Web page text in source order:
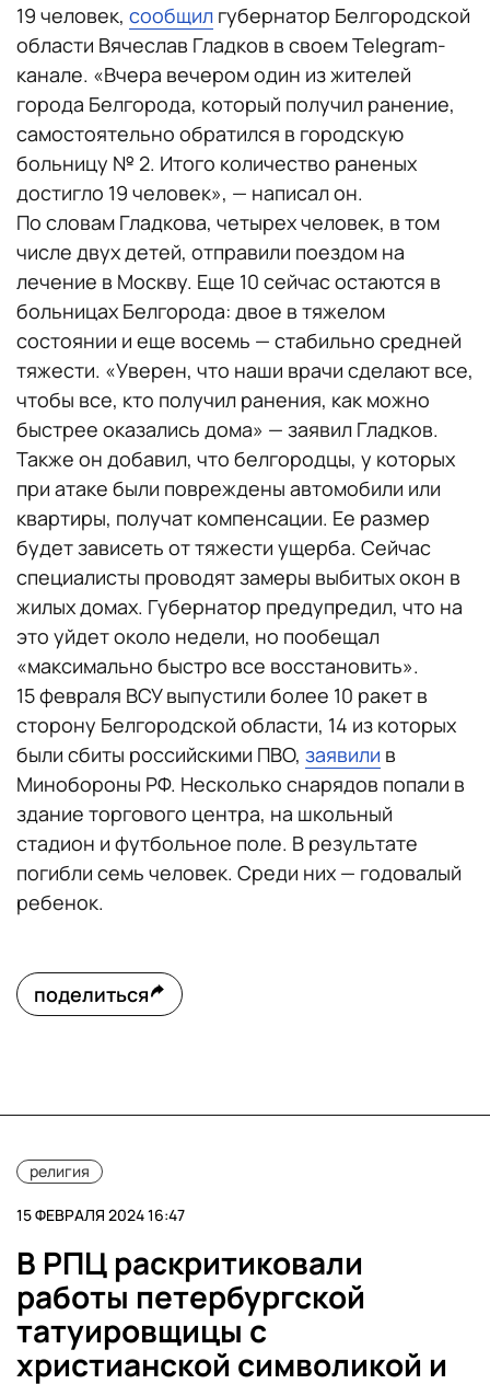
19 человек, сообщил губернатор Белгородской
области Вячеслав Гладков в своем Telegram-
канале. «Вчера вечером один из жителей
города Белгорода, который получил ранение,
самостоятельно обратился в городскую
больницу № 2. Итого количество раненых
достигло 19 человек», — написал он.
По словам Гладкова, четырех человек, в том
числе двух детей, отправили поездом на
лечение в Москву. Еще 10 сейчас остаются в
больницах Белгорода: двое в тяжелом
состоянии и еще восемь — стабильно средней
тяжести. «Уверен, что наши врачи сделают все,
чтобы все, кто получил ранения, как можно
быстрее оказались дома» — заявил Гладков.
Также он добавил, что белгородцы, у которых
при атаке были повреждены автомобили или
квартиры, получат компенсации. Ее размер
будет зависеть от тяжести ущерба. Сейчас
специалисты проводят замеры выбитых окон в
жилых домах. Губернатор предупредил, что на
это уйдет около недели, но пообещал
«максимально быстро все восстановить».
15 февраля ВСУ выпустили более 10 ракет в
сторону Белгородской области, 14 из которых
были сбиты российскими ПВО, заявили в
Минобороны РФ. Несколько снарядов попали в
здание торгового центра, на школьный
стадион и футбольное поле. В результате
погибли семь человек. Среди них — годовалый
ребенок.
поделиться
религия
15 ФЕВРАЛЯ 2024 16:47
В РПЦ раскритиковали
работы петербургской
татуировщицы с
христианской символикой и